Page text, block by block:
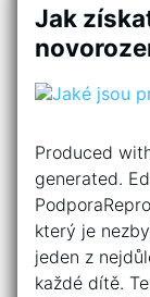
Jak
Produced
generated.
který je
jeden z
každé dítě.